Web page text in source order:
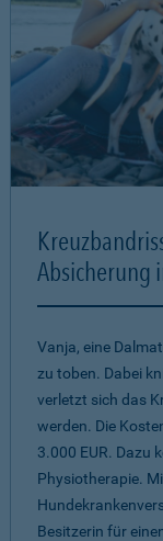
Absicherung
Vanja, eine
zu toben. Dabei
verletzt sich das
werden. Die
3.000 EUR. Dazu
Physiotherapie.
Besitzerin für